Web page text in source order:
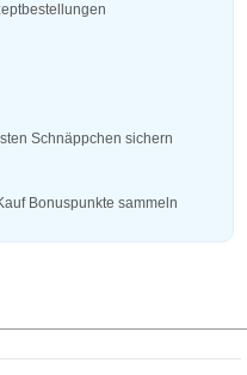
Schnäppchen sichern
Bonuspunkte sammeln